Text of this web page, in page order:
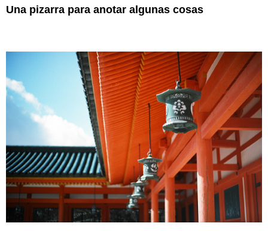
Una pizarra para anotar algunas cosas